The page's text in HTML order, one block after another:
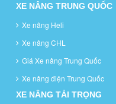
XE NÂNG TRUNG QUỐC
Xe nâng Heli
Xe nâng CHL
Giá Xe nâng Trung Quốc
Xe nâng điện Trung Quốc
XE NÂNG TẢI TRỌNG